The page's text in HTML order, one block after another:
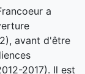
a
avant d'être
2017). Il est